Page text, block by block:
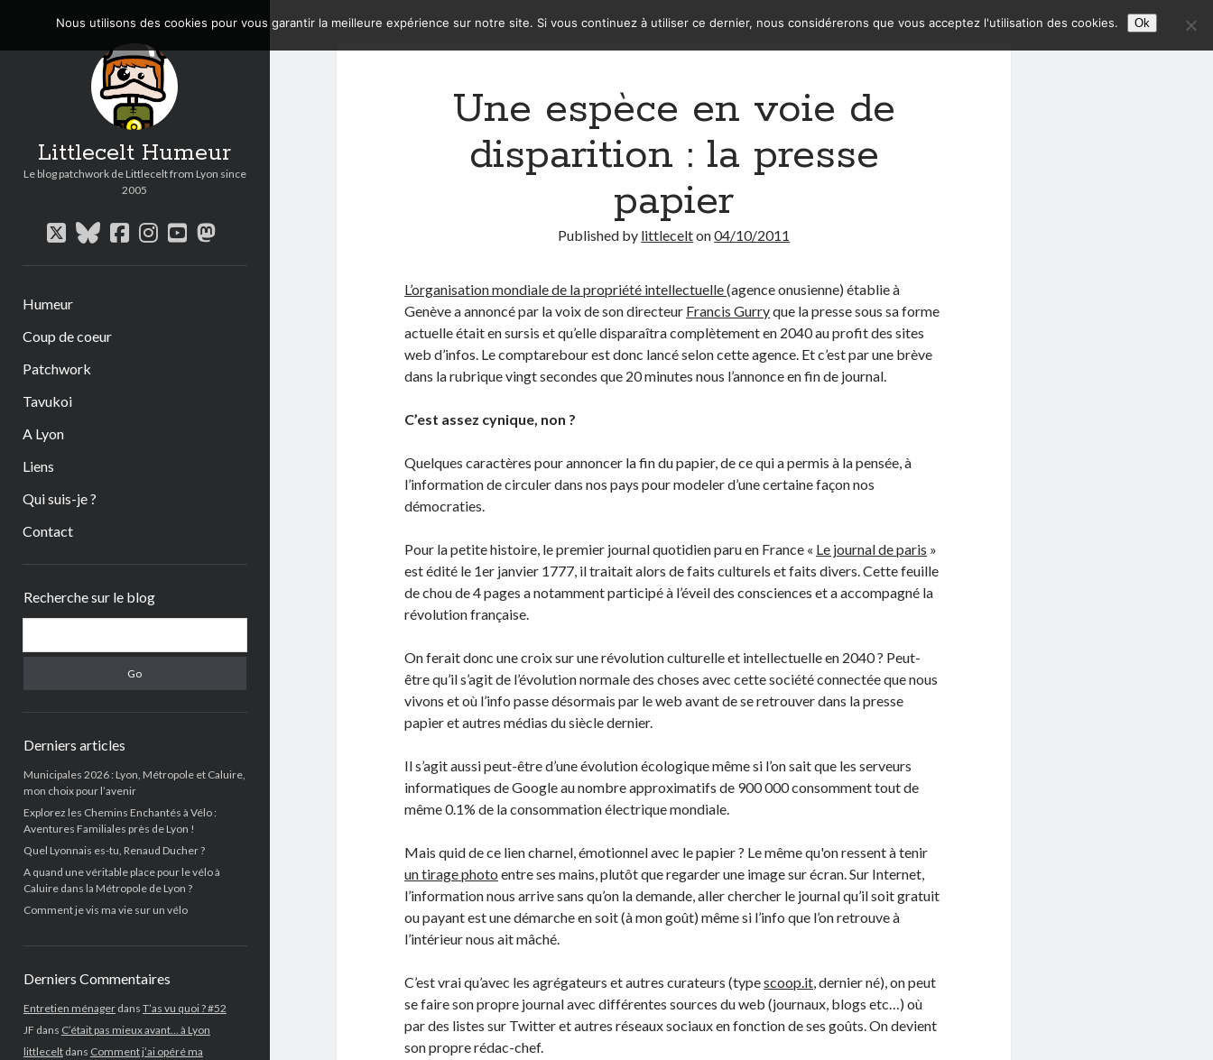
Littlecelt Humeur
Le blog patchwork de Littlecelt from Lyon since
2005
twitterbluesky
facebook
instagram
youtube
mastodon
Humeur
Coup de coeur
Patchwork
Tavukoi
A Lyon
Liens
Qui suis-je ?
Contact
Recherche sur le blog
Derniers articles
Municipales 2026 : Lyon, Métropole et Caluire,
mon choix pour l’avenir
Explorez les Chemins Enchantés à Vélo :
Aventures Familiales près de Lyon !
Quel Lyonnais es-tu, Renaud Ducher ?
A quand une véritable place pour le vélo à
Caluire dans la Métropole de Lyon ?
Comment je vis ma vie sur un vélo
Derniers Commentaires
Entretien ménagerdans T’as vu quoi ? #52
JF dans C’était pas mieux avant… à Lyon
littleceltdans Comment j’ai opéré ma
Une espèce en voie de
disparition : la presse
papier
Published by littlecelton04/10/2011
L’organisation mondiale de la propriété intellectuelle(agence onusienne) établie à
Genève a annoncé par la voix de son directeur Francis Gurryque la presse sous sa forme
actuelle était en sursis et qu’elle disparaîtra complètement en 2040 au profit des sites
web d’infos. Le comptarebour est donc lancé selon cette agence. Et c’est par une brève
dans la rubrique vingt secondes que 20 minutes nous l’annonce en fin de journal.
C’est assez cynique, non ?
Quelques caractères pour annoncer la fin du papier, de ce qui a permis à la pensée, à
l’information de circuler dans nos pays pour modeler d’une certaine façon nos
démocraties.
Pour la petite histoire, le premier journal quotidien paru en France « Le journal de paris »
est édité le 1er janvier 1777, il traitait alors de faits culturels et faits divers. Cette feuille
de chou de 4 pages a notamment participé à l’éveil des consciences et a accompagné la
révolution française.
On ferait donc une croix sur une révolution culturelle et intellectuelle en 2040 ? Peut-
être qu’il s’agit de l’évolution normale des choses avec cette société connectée que nous
vivons et où l’info passe désormais par le web avant de se retrouver dans la presse
papier et autres médias du siècle dernier.
Il s’agit aussi peut-être d’une évolution écologique même si l’on sait que les serveurs
informatiques de Google au nombre approximatifs de 900 000 consomment tout de
même 0.1% de la consommation électrique mondiale.
Mais quid de ce lien charnel, émotionnel avec le papier ? Le même qu'on ressent à tenir
un tirage photo entre ses mains, plutôt que regarder une image sur écran. Sur Internet,
l’information nous arrive sans qu’on la demande, aller chercher le journal qu’il soit gratuit
ou payant est une démarche en soit (à mon goût) même si l’info que l’on retrouve à
l’intérieur nous ait mâché.
C’est vrai qu’avec les agrégateurs et autres curateurs (typescoop.it, dernier né), on peut
se faire son propre journal avec différentes sources du web (journaux, blogs etc…) où
par des listes sur Twitter et autres réseaux sociaux en fonction de ses goûts. On devient
son propre rédac-chef.
Nous utilisons des cookies pour vous garantir la meilleure expérience sur notre site. Si vous continuez à utiliser ce dernier, nous considérerons que vous acceptez l'utilisation des cookies. Ok